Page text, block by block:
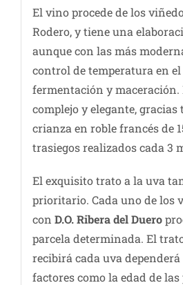
El vino procede de los
Rodero, y tiene una
aunque con las más
control de temperatura en el
fermentación y maceración.
complejo y elegante,
crianza en roble francés de
trasiegos realizados cada 3
El exquisito trato a la uva
prioritario. Cada uno de los
con D.O. Ribera del Duero
parcela determinada. El
recibirá cada uva
factores como la edad de